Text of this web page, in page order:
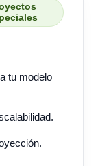
tu modelo